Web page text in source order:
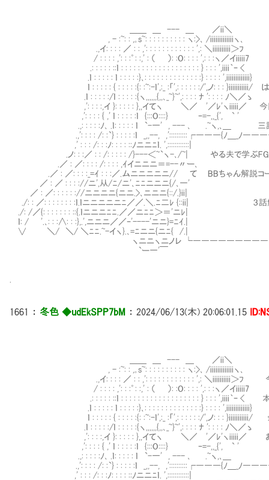
＿＿ ＿ --- ＿ ／ii＼
, - :~: : ,｡s~: : : : : : : : : : ヽ:>､ /iiiiiiiiiiiiiヽ､
.,イ: : : : ／ : : ,': : : : : : : : : : : : ',: ＼iiiiiiiiii＞ﾌ
/ : : : : ,': : :゜: :,' : （ ）: :O: : : : ',: : :ヽ／イiiiii7
.: : : : : ::ｌ : : : : : : : : : : : : : : : : : : : } : : : ',iiii｀ｰ <
.ｌ : : : : : ｌ : : : : :}､: : : : : : : : : : : : : :} : : : : ',iiiiiiiiiiiii}
ｌ : : : : : { : : : : :{: :~:-ｌ',:_ :「',: : : : : :/',ノ: : : }iiiiiiiiiii/ は
.ｌ : : : : :/ｌ : : : : :{ヽ,,,,,,{,,､_~}~',: : : : ﾅ ': : : : ﾉ＼／ゝ
,': : : :,イ }: : : : : },,イてヽ ＼／ '／ﾚ'ヽiiiii／ 今回もやる
,': : : : { ,' ｌ : : : : :ｌ {:::O::::} ｰ=-,,_{', ` '
.,: : : : :ﾉ､ .ｌ: : : : : ｌ `-一' , --- ､ .~ヽ,､＿ 三話の解説
.,': : : : /: :`} : : : : :ｌ _,,--, ,'::::::::::┌―――{ﾉ＿_
,' : : : /: : :ﾉ: : : : ::ﾉニニ
.ノ: : :／ : : /: : : : : /}---＜~`ヽ-､/~| やる夫で学ぶ
.／ : ／: : : : /: : : : ,ｲイニ
.／ : ／: : : :_=ｲ : : :／.ムニニニニニ// て
／ : ／ : : : ://ニ',从/ﾆ/ニ'
／ : ／: : : : : ://ニニニニ{ニ
./: : ／: : : : : : : :ｌ.ｌニニニニニﾆ／／.＼.ﾆ二
./: /／{: : : : : : : ::{.ｌニニニﾆﾆ.
ｌ: / '.､: : :∧: : :},.',ニニニ／
∨ ＼/ ＼/ ＼ﾆﾆ.~-イヽ}.､
ヽニニヽニノレ
`ー一'￣
1661 ： 冬色 ◆udEkSPP7bM ： 2024/06/13(木) 20:06:01.15
＿＿ ＿ --- ＿ ／ii＼
, - :~: : ,｡s~: : : : : : : : : : ヽ:>､ /iiiiiiiiiiiiiヽ､
.,イ: : : : ／ : : ,': : : : : : : : : : : : ',: ＼iiiiiiiiii＞ﾌ 今作「やる
/ : : : : ,': : :゜: :,' : （ ）: :O: : : : ',: : :ヽ／イiiiii7
.: : : : : ::ｌ : : : : : : : : : : : : : : : : : : : } : : : ',iiii｀ｰ < 本編と解
.ｌ : : : : : ｌ : : : : :}､: : : : : : : : : : : : : :} : : : : ',iiiiiiiiiiiii}
ｌ : : : : : { : : : : :{: :~:-ｌ',:_ :「',: : : : : :/',ノ: : : }iiiiiiiiiii/ 余裕が
.ｌ : : : : :/ｌ : : : : :{ヽ,,,,,,{,,､_~}~',: : : : ﾅ ': : : : ﾉ＼／ゝ
,': : : :,イ }: : : : : },,イてヽ ＼／ '／ﾚ'ヽiiiii／ おまけとし
,': : : : { ,' ｌ : : : : :ｌ {:::O::::} ｰ=-,,_{', ` '
.,: : : : :ﾉ､ .ｌ: : : : : ｌ `-一' , --- ､ .~ヽ,､＿
.,': : : : /: :`} : : : : :ｌ _,,--, ,'::::::::::┌―――{ﾉ＿_
,' : : : /: : :ﾉ: : : : ::ﾉニニ